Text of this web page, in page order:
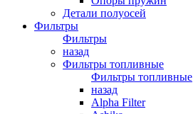
Детали полуосей
Фильтры
Фильтры
назад
Фильтры топливные
Фильтры топливные
назад
Alpha Filter